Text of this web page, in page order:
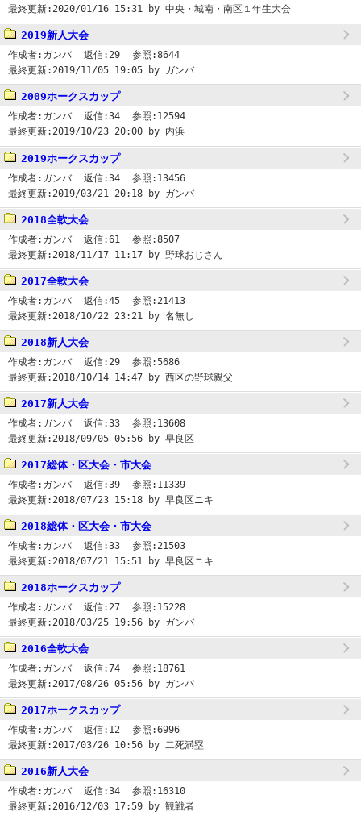
最終更新: 2020/01/16 15:31 by 中央・城南・南区１年生大会
2019新人大会
作成者: ガンバ 返信: 29 参照:8644
最終更新: 2019/11/05 19:05 by ガンバ
2009ホークスカップ
作成者: ガンバ 返信:34 参照: 12594
最終更新: 2019/10/23 20:00 by 内浜
2019ホークスカップ
作成者: ガンバ 返信:34 参照: 13456
最終更新: 2019/03/21 20:18 by ガンバ
2018全軟大会
作成者: ガンバ 返信:61 参照:8507
最終更新: 2018/11/17 11:17 by 野球おじさん
2017全軟大会
作成者: ガンバ 返信:45 参照: 21413
最終更新: 2018/10/22 23:21 by 名無し
2018新人大会
作成者: ガンバ 返信: 29 参照:5686
最終更新: 2018/10/14 14:47 by 西区の野球親父
2017新人大会
作成者: ガンバ 返信:33 参照: 13608
最終更新: 2018/09/05 05:56 by 早良区
2017総体・区大会・市大会
作成者: ガンバ 返信:39 参照: 11339
最終更新: 2018/07/23 15:18 by 早良区ニキ
2018総体・区大会・市大会
作成者: ガンバ 返信:33 参照: 21503
最終更新: 2018/07/21 15:51 by 早良区ニキ
2018ホークスカップ
作成者: ガンバ 返信: 27 参照: 15228
最終更新: 2018/03/25 19:56 by ガンバ
2016全軟大会
作成者: ガンバ 返信:74 参照: 18761
最終更新: 2017/08/26 05:56 by ガンバ
2017ホークスカップ
作成者: ガンバ 返信: 12 参照:6996
最終更新: 2017/03/26 10:56 by 二死満塁
2016新人大会
作成者: ガンバ 返信:34 参照: 16310
最終更新: 2016/12/03 17:59 by 観戦者